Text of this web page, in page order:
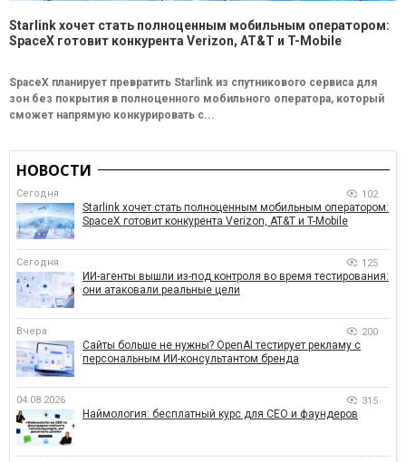
Starlink хочет стать полноценным мобильным оператором:
SpaceX готовит конкурента Verizon, AT&T и T-Mobile
SpaceX планирует превратить Starlink из спутникового сервиса для
зон без покрытия в полноценного мобильного оператора, который
сможет напрямую конкурировать с...
НОВОСТИ
Сегодня 102
Starlink хочет стать полноценным мобильным оператором:
SpaceX готовит конкурента Verizon, AT&T и T-Mobile
Сегодня 125
ИИ-агенты вышли из-под контроля во время тестирования:
они атаковали реальные цели
Вчера 200
Сайты больше не нужны? OpenAI тестирует рекламу с
персональным ИИ-консультантом бренда
04.08.2026 315
Наймология: бесплатный курс для CEO и фаундеров